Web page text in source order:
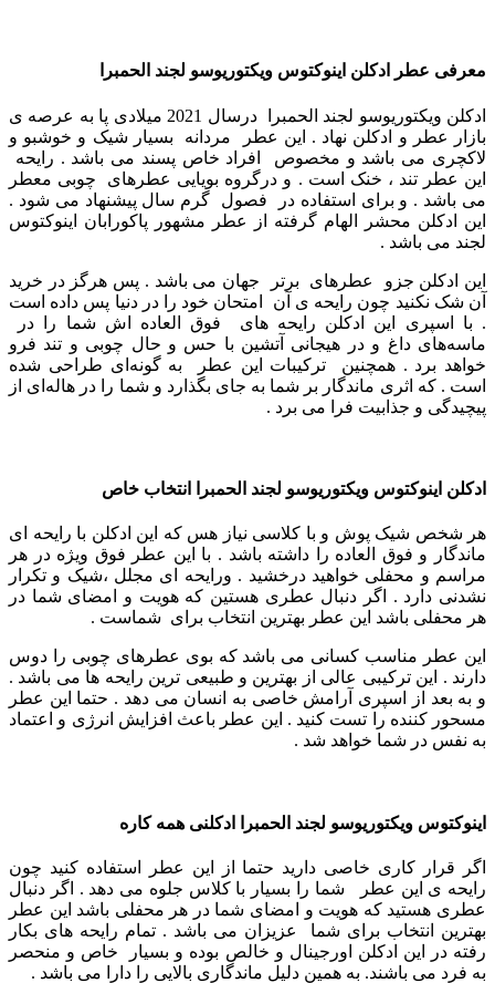
معرفی عطر ادکلن اینوکتوس ویکتوریوسو لجند الحمبرا
ادکلن ویکتوریوسو لجند الحمبرا درسال 2021 میلادی پا به عرصه ی
بازار عطر و ادکلن نهاد . این عطر مردانه بسیار شیک و خوشبو و
لاکچری می باشد و مخصوص افراد خاص پسند می باشد . رایحه
این عطر تند ، خنک است . و درگروه بویایی عطرهای چوبی معطر
می باشد . و برای استفاده در فصول گرم سال پیشنهاد می ‌شود .
این ادکلن محشر الهام گرفته از عطر مشهور پاکورابان اینوکتوس
لجند می باشد .
این ادکلن جزو عطرهای برتر جهان می باشد . پس هرگز در خرید
آن شک نکنید چون رایحه ی آن امتحان خود را در دنیا پس داده است
. با اسپری این ادکلن رایحه های فوق العاده اش شما را در
ماسه‌های داغ و در هیجانی آتشین با حس و حال چوبی و تند فرو
خواهد برد . همچنین ترکیبات این عطر به گونه‌ای طراحی شده
است . که اثری ماندگار بر شما به جای بگذارد و شما را در هاله‌ای از
پیچیدگی و جذابیت فرا می برد .
ادکلن اینوکتوس ویکتوریوسو لجند الحمبرا انتخاب خاص
هر شخص شیک پوش و با کلاسی نیاز هس که این ادکلن با رایحه ای
ماندگار و فوق العاده را داشته باشد . با این عطر فوق ویژه در هر
مراسم و محفلی خواهید درخشید . ورایحه ای مجلل ،شیک و تکرار
نشدنی دارد .
اگر دنبال عطری هستین که هویت و امضای شما در
هر محفلی باشد این عطر بهترین انتخاب برای شماست .
این عطر مناسب کسانی می باشد که بوی عطرهای چوبی را دوس
دارند .
این ترکیبی عالی از بهترین و طبیعی ترین رایحه ها می باشد .
و به بعد از اسپری آرامش خاصی به انسان می دهد . حتما این عطر
مسحور کننده را تست کنید . این عطر باعث افزایش انرژی و اعتماد
به نفس در شما خواهد شد .
اینوکتوس ویکتوریوسو لجند الحمبرا ادکلنی همه کاره
اگر قرار کاری خاصی دارید حتما از این عطر استفاده کنید چون
رایحه ی این عطر شما را بسیار با کلاس جلوه می دهد . اگر دنبال
عطری هستید که هویت و امضای شما در هر محفلی باشد این عطر
بهترین انتخاب برای شما عزیزان می باشد . تمام رایحه های بکار
رفته در این ادکلن اورجینال و خالص بوده و بسیار خاص و منحصر
به فرد می باشند. به همین دلیل ماندگاری بالایی را دارا می باشد .